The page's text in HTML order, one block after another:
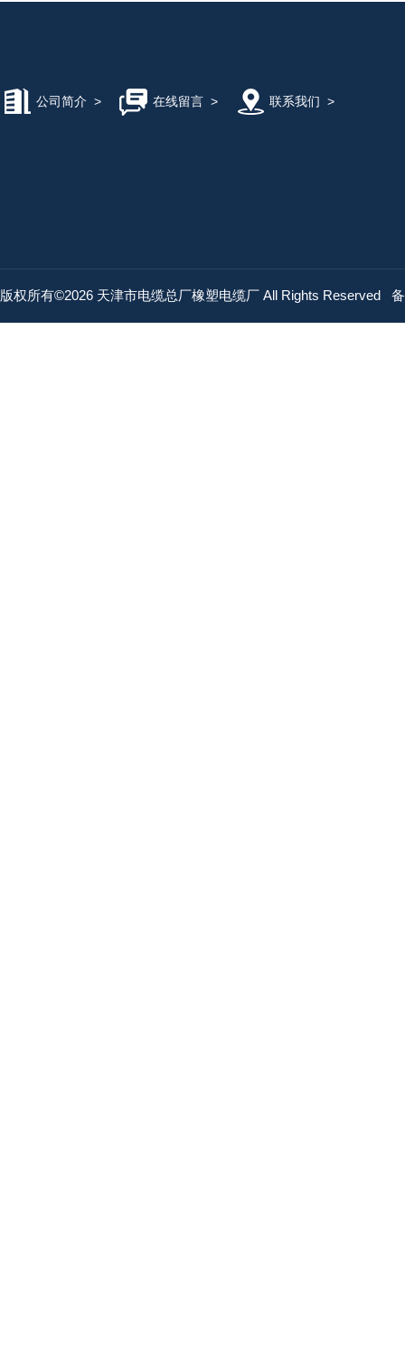
公司简介 > 在线留言> 联系我们 >
版权所有©2026 天津市电缆总厂橡塑电缆厂 All Rights Reserved